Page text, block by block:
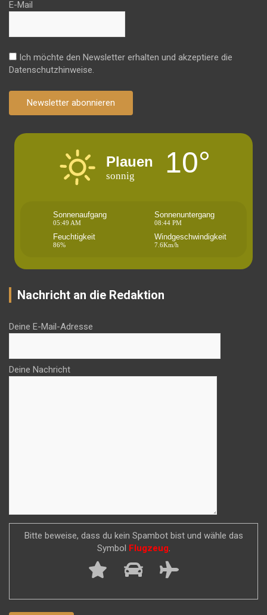
E-Mail
Ich möchte den Newsletter erhalten und akzeptiere die
Datenschutzhinweise.
Newsletter abonnieren
Plauen
sonnig 10°
Sonnenaufgang
05:49 AM
Sonnenuntergang
08:44 PM
Feuchtigkeit
86%
Windgeschwindigkeit
7.6Km/h
Nachricht an die Redaktion
Deine E-Mail-Adresse
Deine Nachricht
Bitte beweise, dass du kein Spambot bist und wähle das
Symbol
Flugzeug.